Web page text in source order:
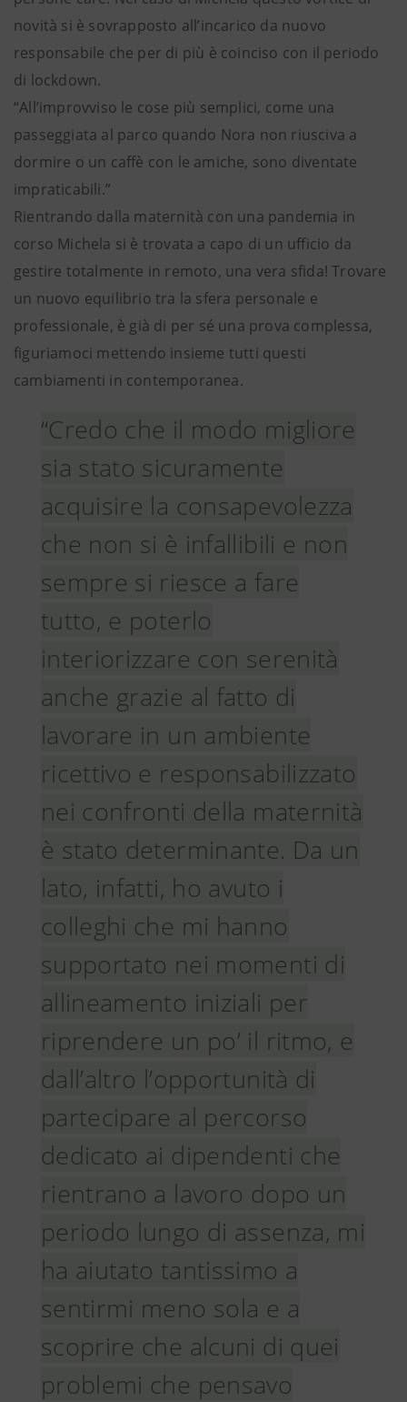
novità si è sovrapposto all’incarico da nuovo
responsabile che per di più è coinciso con il periodo
di lockdown.
“All’improvviso le cose più semplici, come una
passeggiata al parco quando Nora non riusciva a
dormire o un caffè con le amiche, sono diventate
impraticabili.”
Rientrando dalla maternità con una pandemia in
corso Michela si è trovata a capo di un ufficio da
gestire totalmente in remoto, una vera sfida! Trovare
un nuovo equilibrio tra la sfera personale e
professionale, è già di per sé una prova complessa,
figuriamoci mettendo insieme tutti questi
cambiamenti in contemporanea.
“Credo che il modo migliore
sia stato sicuramente
acquisire la consapevolezza
che non si è infallibili e non
sempre si riesce a fare
tutto, e poterlo
interiorizzare con serenità
anche grazie al fatto di
lavorare in un ambiente
ricettivo e responsabilizzato
nei confronti della maternità
è stato determinante. Da un
lato, infatti, ho avuto i
colleghi che mi hanno
supportato nei momenti di
allineamento iniziali per
riprendere un po’ il ritmo, e
dall’altro l’opportunità di
partecipare al percorso
dedicato ai dipendenti che
rientrano a lavoro dopo un
periodo lungo di assenza, mi
ha aiutato tantissimo a
sentirmi meno sola e a
scoprire che alcuni di quei
problemi che pensavo